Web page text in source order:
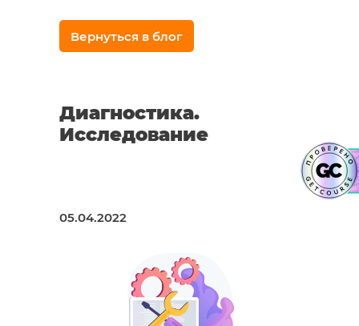
Диагностика.
Исследование
05.04.2022
Вернуться в блог